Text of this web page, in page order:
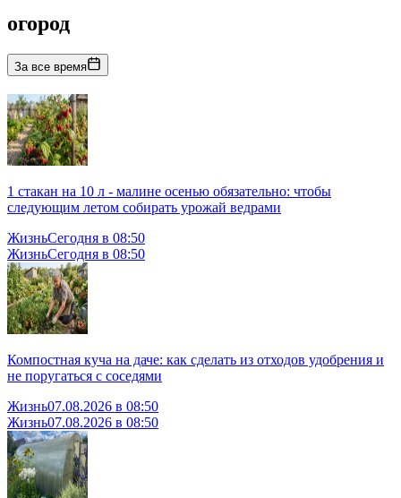
огород
За все время
1 стакан на 10 л - малине осенью обязательно: чтобы
следующим летом собирать урожай ведрами
ЖизньСегодня в 08:50
ЖизньСегодня в 08:50
Компостная куча на даче: как сделать из отходов удобрения и
не поругаться с соседями
Жизнь07.08.2026 в 08:50
Жизнь07.08.2026 в 08:50